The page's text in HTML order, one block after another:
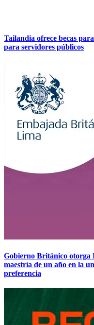
Tailandia ofrece becas
para servidores públicos
Gobierno Británico otorga
maestría de un año en la
preferencia